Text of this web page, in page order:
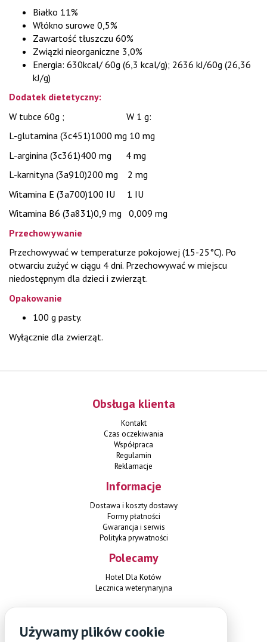
Białko 11%
Włókno surowe 0,5%
Zawartość tłuszczu 60%
Związki nieorganiczne 3,0%
Energia: 630kcal/ 60g (6,3 kcal/g)​; 2636 kJ/60g (26,36
kJ/g)
Dodatek dietetyczny:
W tubce 60g ; W 1 g:
L-glutamina (3c451)1000 mg 10 mg
L-arginina (3c361)400 mg 4 mg
L-karnityna (3a910)200 mg 2 mg
Witamina E (3a700)100 IU 1 IU
Witamina B6 (3a831)0,9 mg 0,009 mg
Przechowywanie
Przechowywać w temperaturze pokojowej (15-25°C). Po
otwarciu zużyć w ciągu 4 dni. Przechowywać w miejscu
niedostępnym dla dzieci i zwierząt.
Opakowanie
100 g pasty.
Wyłącznie dla zwierząt.
Obsługa klienta
Kontakt
Czas oczekiwania
Współpraca
Regulamin
Reklamacje
Informacje
Dostawa i koszty dostawy
Formy płatności
Gwarancja i serwis
Polityka prywatności
Polecamy
Hotel Dla Kotów
Lecznica weterynaryjna
Czterylapki.pl
Używamy plików cookie